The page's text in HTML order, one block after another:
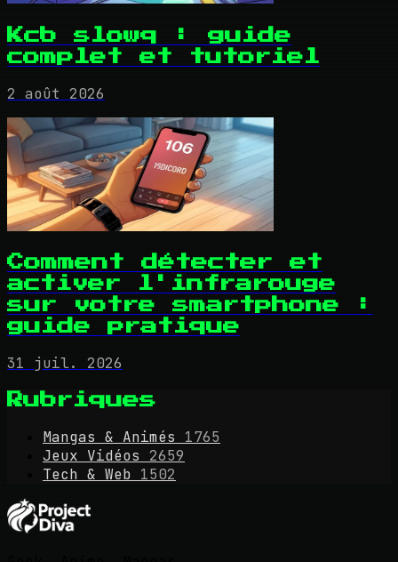
Kcb slowq : guide
complet et tutoriel
2 août 2026
Comment détecter et
activer l'infrarouge
sur votre smartphone :
guide pratique
31 juil. 2026
Rubriques
Mangas & Animés
1765
Jeux Vidéos
2659
Tech & Web 1502